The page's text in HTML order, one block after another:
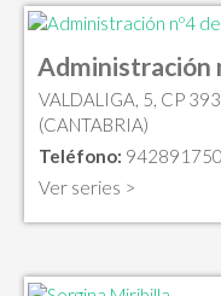
Administración
VALDALIGA, 5, CP
(CANTABRIA)
Teléfono: 942891750
Ver series >